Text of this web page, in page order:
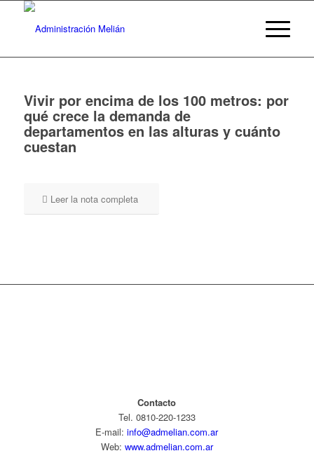
Vivir por encima de los 100 metros: por
qué crece la demanda de
departamentos en las alturas y cuánto
cuestan
Leer la nota completa
Contacto
Tel. 0810-220-1233
E-mail:info@admelian.com.ar
Web: www.admelian.com.ar